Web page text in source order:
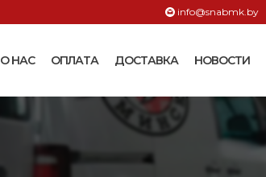
info@snabmk.by
О НАС ОПЛАТА ДОСТАВКА НОВОСТИ
Термошкафы
Поилки и кормушки